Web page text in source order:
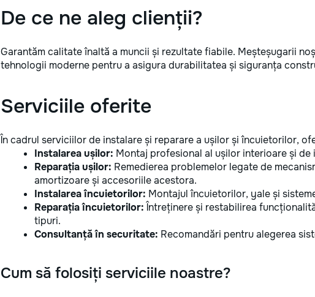
De ce ne aleg clienții?
Garantăm calitate înaltă a muncii și rezultate fiabile. Meșteșugarii
tehnologii moderne pentru a asigura durabilitatea și siguranța
Serviciile oferite
În cadrul serviciilor de instalare și reparare a ușilor și încuietorilor,
Instalarea ușilor: Montaj profesional al ușilor interioare și
Reparația ușilor: Remedierea problemelor legate de
amortizoare și accesoriile acestora.
Instalarea încuietorilor: Montajul încuietorilor, yale și
Reparația încuietorilor: Întreținere și restabilirea
tipuri.
Consultanță în securitate: Recomandări pentru alegerea
Cum să folosiți serviciile noastre?